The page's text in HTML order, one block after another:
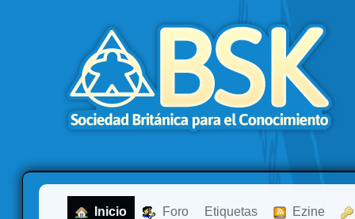
Inicio Foro Etiquetas Ezine